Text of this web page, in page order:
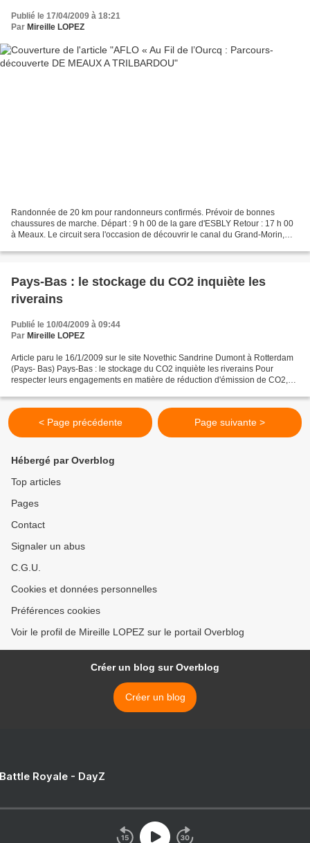
Publié le 17/04/2009 à 18:21
Par Mireille LOPEZ
Randonnée de 20 km pour randonneurs confirmés. Prévoir de bonnes
chaussures de marche. Départ : 9 h 00 de la gare d'ESBLY Retour : 17 h 00
à Meaux. Le circuit sera l'occasion de découvrir le canal du Grand-Morin,
Pays-Bas : le stockage du CO2 inquiète les
riverains
Publié le 10/04/2009 à 09:44
Par Mireille LOPEZ
Article paru le 16/1/2009 sur le site Novethic Sandrine Dumont à Rotterdam
(Pays- Bas) Pays-Bas : le stockage du CO2 inquiète les riverains Pour
respecter leurs engagements en matière de réduction d'émission de CO2,
< Page précédente Page suivante >
Hébergé par Overblog
Top articles
Pages
Contact
Signaler un abus
C.G.U.
Cookies et données personnelles
Préférences cookies
Voir le profil de Mireille LOPEZ sur le portail Overblog
Créer un blog sur Overblog
Créer un blog
Royale - DayZ